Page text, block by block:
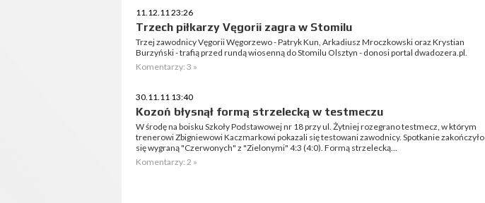
11.12.11 23:26
Trzech piłkarzy Vęgorii zagra w Stomilu
Trzej zawodnicy Vęgorii Węgorzewo - Patryk Kun, Arkadiusz Mroczkowski oraz Krystian
Burzyński - trafią przed rundą wiosenną do Stomilu Olsztyn - donosi portal dwadozera.pl.
Komentarzy: 3 »
30.11.11 13:40
Kozoń błysnął formą strzelecką w testmeczu
W środę na boisku Szkoły Podstawowej nr 18 przy ul. Żytniej rozegrano testmecz, w którym
trenerowi Zbigniewowi Kaczmarkowi pokazali się testowani zawodnicy. Spotkanie zakończyło
się wygraną "Czerwonych" z "Zielonymi" 4:3 (4:0). Formą strzelecką...
Komentarzy: 2 »